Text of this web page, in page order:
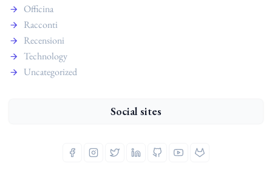
Officina
Racconti
Recensioni
Technology
Uncategorized
Social sites